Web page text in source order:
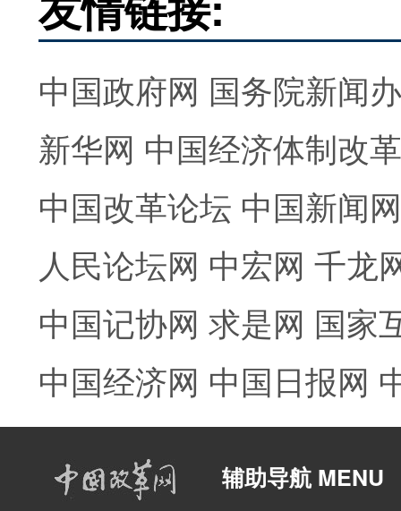
中国政府网 国务院新闻
新华网 中国经济体制改
中国改革论坛 中国新闻网
人民论坛网 中宏网 千龙
中国记协网 求是网 国家
中国经济网 中国日报网
辅助导航 MENU